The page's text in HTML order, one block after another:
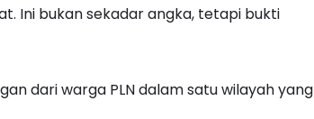
Ini bukan sekadar angka, tetapi bukti
dari warga PLN dalam satu wilayah yang